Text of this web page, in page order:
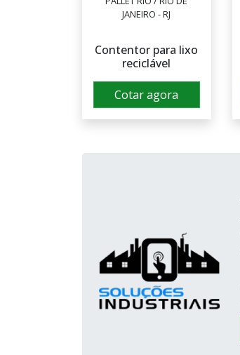
JANEIRO - RJ
Contentor para lixo
reciclável
Cotar agora